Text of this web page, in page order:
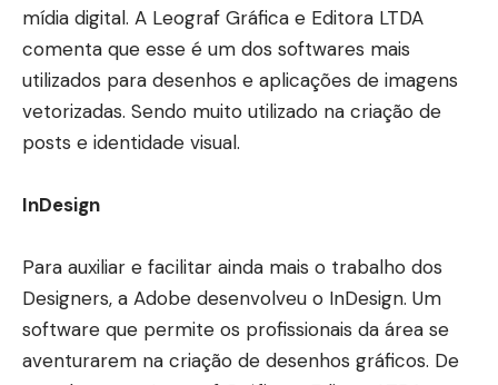
mídia digital. A Leograf Gráfica e Editora LTDA
comenta que esse é um dos softwares mais
utilizados para desenhos e aplicações de imagens
vetorizadas. Sendo muito utilizado na criação de
posts e identidade visual.
InDesign
Para auxiliar e facilitar ainda mais o trabalho dos
Designers, a Adobe desenvolveu o InDesign. Um
software que permite os profissionais da área se
aventurarem na criação de desenhos gráficos. De